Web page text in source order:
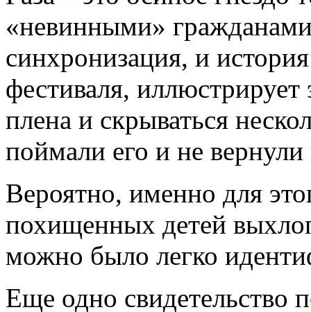
«невинными»
синхронизация, и
фестиваля, иллюстрирует
плена и скрываться
поймали его и не
Вероятно, именно для
похищенных детей
можно было легко
Еще одно свидетельство